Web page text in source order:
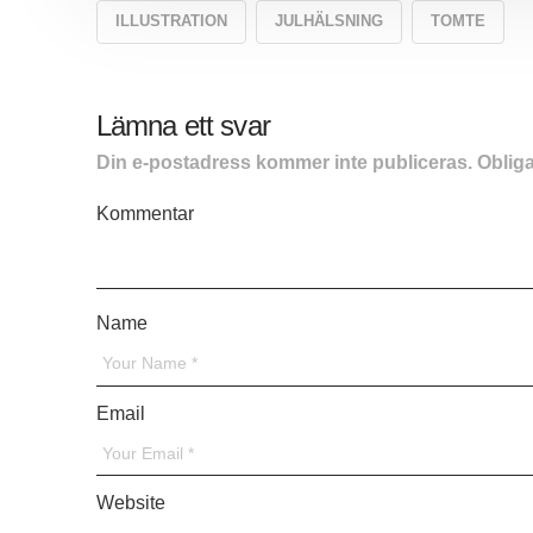
ILLUSTRATION JULHÄLSNING TOMTE
Lämna ett svar
Din e-postadress kommer inte publiceras.
Kommentar
Name
Email
Website